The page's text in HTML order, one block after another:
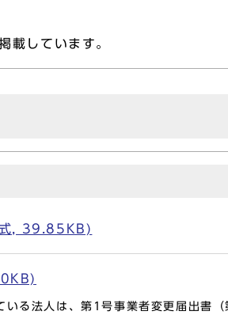
載しています。
式, 39.85KB)
る法人は、第1号事業者変更届出書